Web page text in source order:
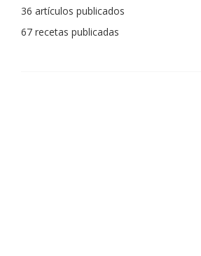
La cocina para mi es producto bien
con un toque diferente